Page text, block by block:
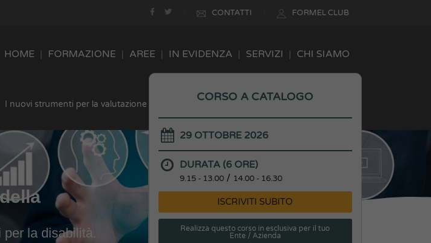
CONTATTI FORMEL CLUB
HOME FORMAZIONE AREE IN EVIDENZA SERVIZI CHI SIAMO
I nuovi strumenti per la valutazione della disabilità: da ICF a WHODAS
la disabilità.
CORSO A CATALOGO
29 OTTOBRE 2026
DURATA (6 ORE)
9.15 - 13.00/ 14.00 - 16.30
ISCRIVITI SUBITO
Realizza questo corso in esclusiva per il tuo
Ente / Azienda